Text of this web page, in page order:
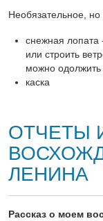
Необязательное,
снежная лопата
или строить
можно одолжить
каска
ОТЧЕТЫ
ЛЕНИНА
Рассказ о моем